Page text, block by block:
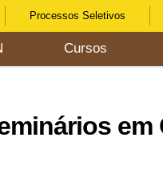
Processos Seletivos
Cursos